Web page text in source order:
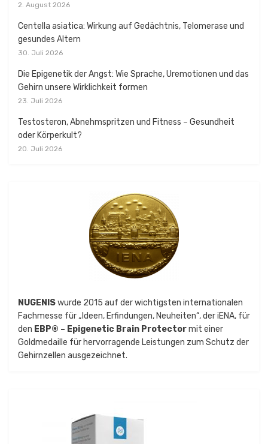
2. August 2026
Centella asiatica: Wirkung auf Gedächtnis, Telomerase und
gesundes Altern
30. Juli 2026
Die Epigenetik der Angst: Wie Sprache, Uremotionen und das
Gehirn unsere Wirklichkeit formen
23. Juli 2026
Testosteron, Abnehmspritzen und Fitness – Gesundheit
oder Körperkult?
20. Juli 2026
NUGENISwurde 2015 auf der wichtigsten internationalen
Fachmesse für „Ideen, Erfindungen, Neuheiten“, der iENA, für
den EBP® – Epigenetic Brain Protectormit einer
Goldmedaille für hervorragende Leistungen zum Schutz der
Gehirnzellen ausgezeichnet.